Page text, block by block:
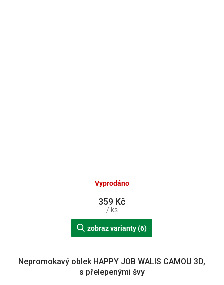
Vyprodáno
359 Kč
/ ks
zobraz varianty (6)
Nepromokavý oblek HAPPY JOB WALIS CAMOU 3D,
s přelepenými švy